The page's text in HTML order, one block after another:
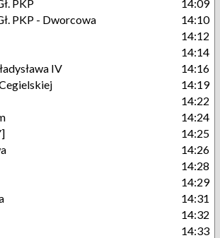
PKP
14:09
PKP - Dworcowa
14:10
14:12
14:14
IV
14:16
14:19
14:22
14:24
14:25
14:26
14:28
14:29
14:31
14:32
14:33